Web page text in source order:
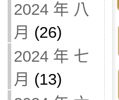
2024 年 八
月 (26)
2024 年 七
月 (13)